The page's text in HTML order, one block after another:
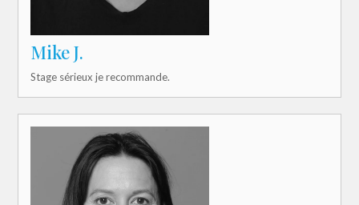
Mike J.
Stage sérieux je recommande.